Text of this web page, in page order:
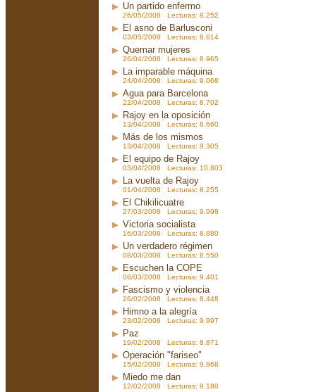
Un partido enfermo
26/05/2008 Lecturas: 8.252
El asno de Barlusconi
03/05/2008 Lecturas: 8.614
Quemar mujeres
26/04/2008 Lecturas: 8.965
La imparable máquina
24/04/2008 Lecturas: 9.068
Agua para Barcelona
22/04/2008 Lecturas: 8.702
Rajoy en la oposición
13/04/2008 Lecturas: 8.660
Más de los mismos
13/04/2008 Lecturas: 9.305
El equipo de Rajoy
03/04/2008 Lecturas: 10.803
La vuelta de Rajoy
01/04/2008 Lecturas: 8.255
El Chikilicuatre
27/03/2008 Lecturas: 9.998
Victoria socialista
16/03/2008 Lecturas: 8.880
Un verdadero régimen
08/03/2008 Lecturas: 8.550
Escuchen la COPE
06/03/2008 Lecturas: 9.401
Fascismo y violencia
26/02/2008 Lecturas: 8.448
Himno a la alegría
23/02/2008 Lecturas: 9.997
Paz
19/02/2008 Lecturas: 8.871
Operación "fariseo"
15/02/2008 Lecturas: 9.868
Miedo me dan
12/02/2008 Lecturas: 9.180